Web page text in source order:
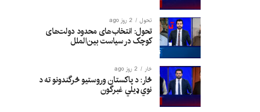
تحول 2 روز ago
تحول: انتخاب‌های محدود دولت‌های
کوچک در سیاست بین‌الملل
څار 2 روز ago
څار: د پاکستان وروستیو څرگندونو ته د
نوي ډیلي غبرگون